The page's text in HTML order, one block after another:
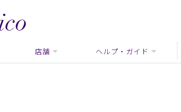
店舗 ヘルプ・ガイド